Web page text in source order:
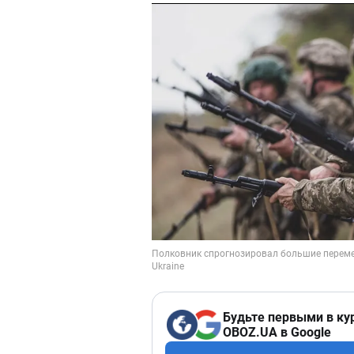
Будьте первыми в
OBOZ.UA в Google